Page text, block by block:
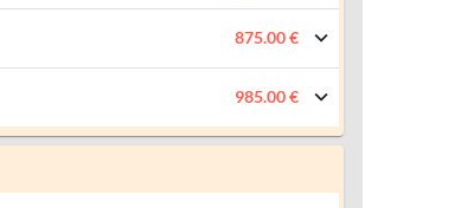
875.00 €
985.00 €